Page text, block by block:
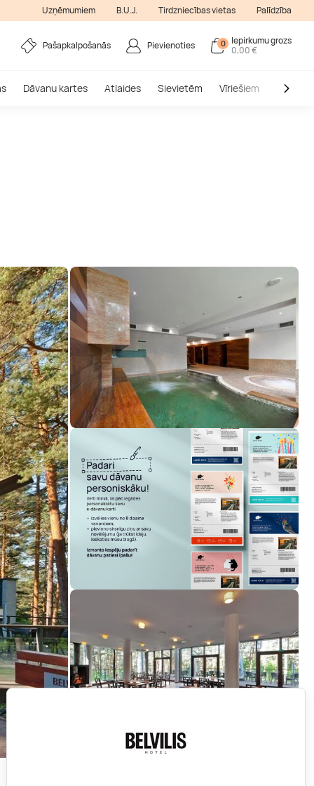
Uzņēmumiem B.U.J. Tirdzniecības vietas Palīdzība
Pašapkalpošanās Pievienoties 0
Iepirkumu grozs
0,00 €
Dāvanu kartes Atlaides Sievietēm Vīriešiem Outlet